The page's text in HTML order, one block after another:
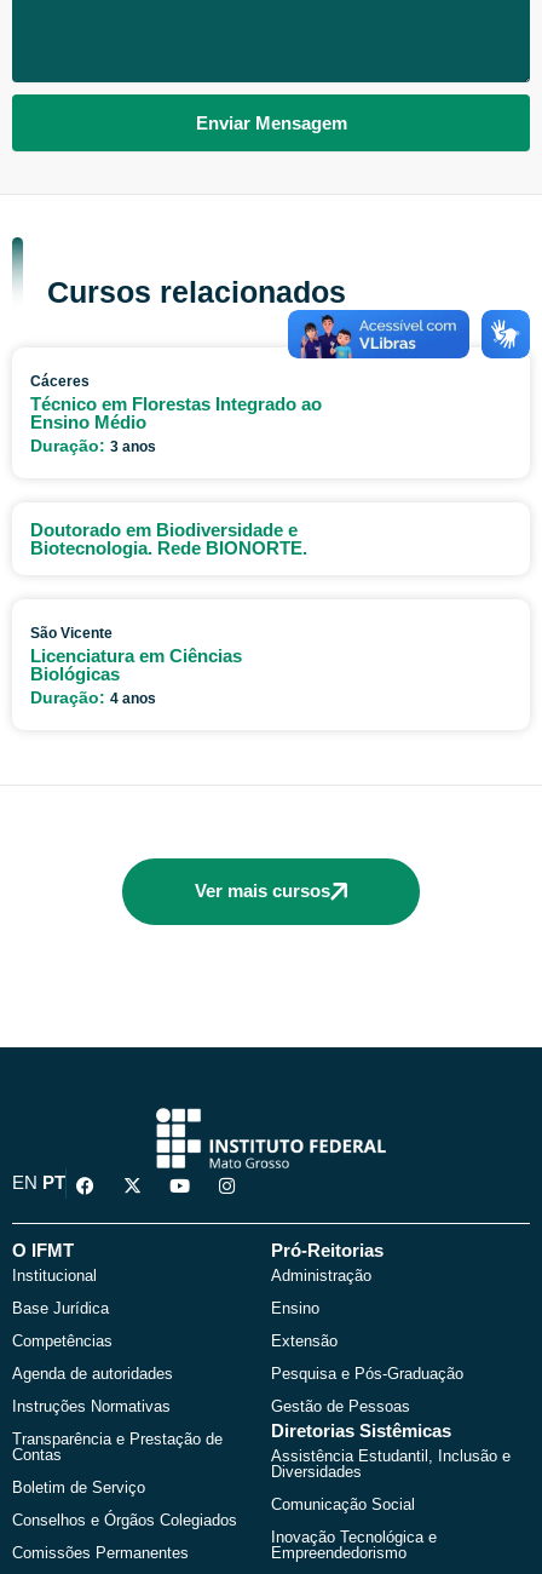
Enviar Mensagem
Cursos relacionados
Cáceres
Técnico em Florestas Integrado ao
Ensino Médio
Duração: 3 anos
Doutorado em Biodiversidade e
Biotecnologia. Rede BIONORTE.
São Vicente
Licenciatura em Ciências
Biológicas
Duração: 4 anos
Ver mais cursos
EN PT
F
a
e
o
k
X
-
w
Y
o
t
I
n
t
O IFMT
Institucional
Base Jurídica
Competências
Agenda de autoridades
Instruções Normativas
Transparência e Prestação de
Contas
Boletim de Serviço
Conselhos e Órgãos Colegiados
Comissões Permanentes
Pró-Reitorias
Administração
Ensino
Extensão
Pesquisa e Pós-Graduação
Gestão de Pessoas
Diretorias Sistêmicas
Assistência Estudantil, Inclusão e
Diversidades
Comunicação Social
Inovação Tecnológica e
Empreendedorismo